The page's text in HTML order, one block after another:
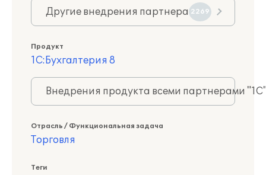
Другие внедрения партнера 2269
Продукт
1С:Бухгалтерия 8
Внедрения продукта всеми партнерами
Отрасль / Функциональная задача
Торговля
Теги